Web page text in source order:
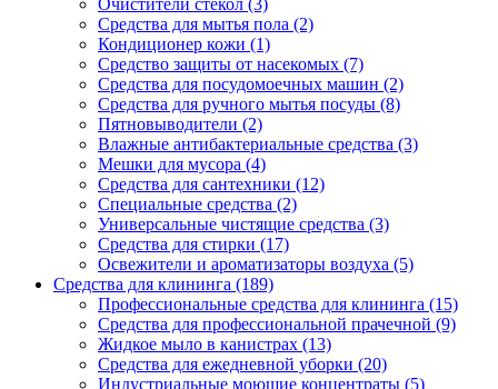
Средства для мытья пола (2)
Кондиционер кожи (1)
Средство защиты от насекомых (7)
Средства для посудомоечных машин (2)
Средства для ручного мытья посуды (8)
Пятновыводители (2)
Влажные антибактериальные средства (3)
Мешки для мусора (4)
Средства для сантехники (12)
Специальные средства (2)
Универсальные чистящие средства (3)
Средства для стирки (17)
Освежители и ароматизаторы воздуха (5)
Средства для клининга (189)
Профессиональные средства для клининга (15)
Средства для профессиональной прачечной (9)
Жидкое мыло в канистрах (13)
Средства для ежедневной уборки (20)
Индустриальные моющие концентраты (5)